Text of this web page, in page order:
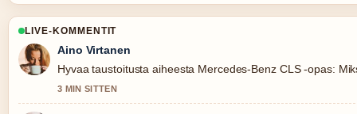
LIVE-KOMMENTIT
Aino Virtanen
Hyvaa taustoitusta aiheesta Mercedes-Benz CLS -opas:
3 MIN SITTEN